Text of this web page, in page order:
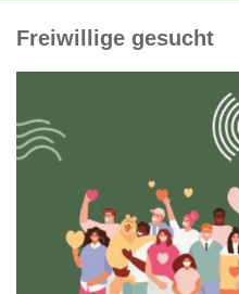
Freiwillige gesucht